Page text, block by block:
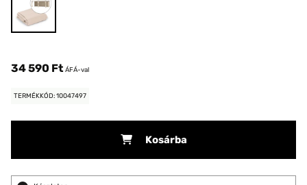
34 590 Ft ÁFÁ-val
TERMÉKKÓD: 10047497
Kosárba